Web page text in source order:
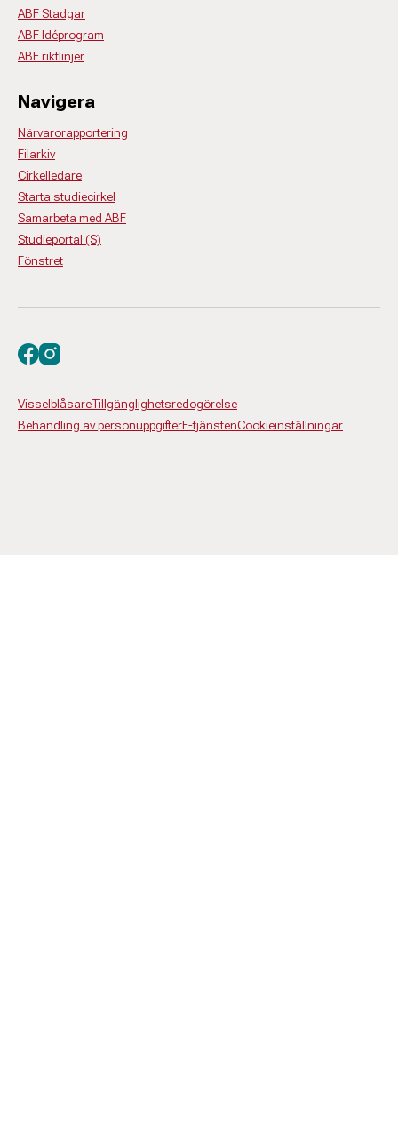
ABF Stadgar
ABF Idéprogram
ABF riktlinjer
Navigera
Närvarorapportering
Filarkiv
Cirkelledare
Starta studiecirkel
Samarbeta med ABF
Studieportal (S)
Fönstret
VisselblåsareTillgänglighetsredogörelse
Behandling av personuppgifterE-tjänstenCookieinställningar
Besök oss på facebook
Besök oss på instagram